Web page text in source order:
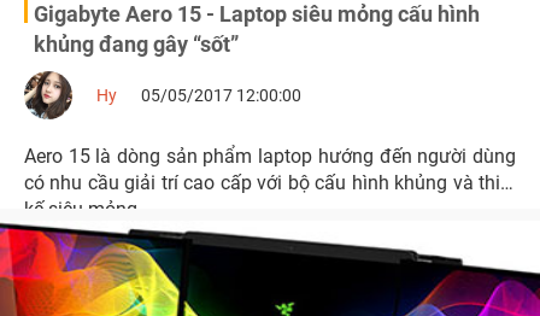
Gigabyte Aero 15 - Laptop siêu mỏng cấu hình
khủng đang gây “sốt”
Hy 05/05/2017 12:00:00
Aero 15 là dòng sản phẩm laptop hướng đến người dùng
có nhu cầu giải trí cao cấp với bộ cấu hình khủng và thiết
kế siêu mỏng.